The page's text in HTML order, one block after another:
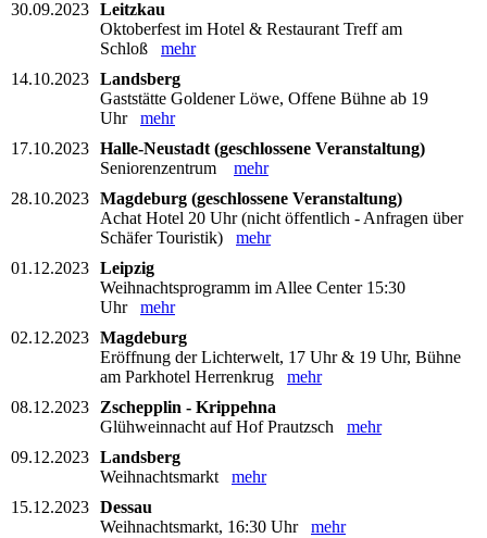
30.09.2023 Leitzkau
Oktoberfest im Hotel & Restaurant Treff am
Schloß mehr
14.10.2023 Landsberg
Gaststätte Goldener Löwe, Offene Bühne ab 19
Uhr mehr
17.10.2023 Halle-Neustadt (geschlossene Veranstaltung)
Seniorenzentrum mehr
28.10.2023 Magdeburg (geschlossene Veranstaltung)
Achat Hotel 20 Uhr (nicht öffentlich - Anfragen über
Schäfer Touristik) mehr
01.12.2023 Leipzig
Weihnachtsprogramm im Allee Center 15:30
Uhr mehr
02.12.2023 Magdeburg
Eröffnung der Lichterwelt, 17 Uhr & 19 Uhr, Bühne
am Parkhotel Herrenkrug mehr
08.12.2023
Zschepplin - Krippehna
Glühweinnacht auf Hof Prautzsch mehr
09.12.2023 Landsberg
Weihnachtsmarkt mehr
15.12.2023 Dessau
Weihnachtsmarkt, 16:30 Uhr mehr